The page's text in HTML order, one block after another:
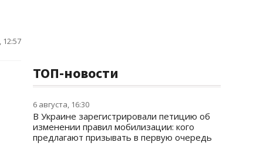
12:57
ТОП-новости
6 августа, 16:30
В Украине зарегистрировали петицию об
изменении правил мобилизации: кого
предлагают призывать в первую очередь